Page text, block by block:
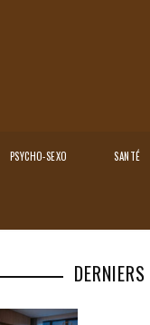
PSYCHO-SEXO SANTÉ